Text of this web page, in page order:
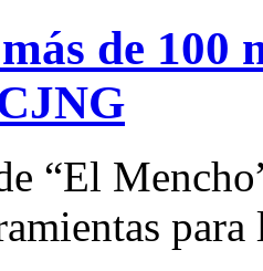
de 100
“El